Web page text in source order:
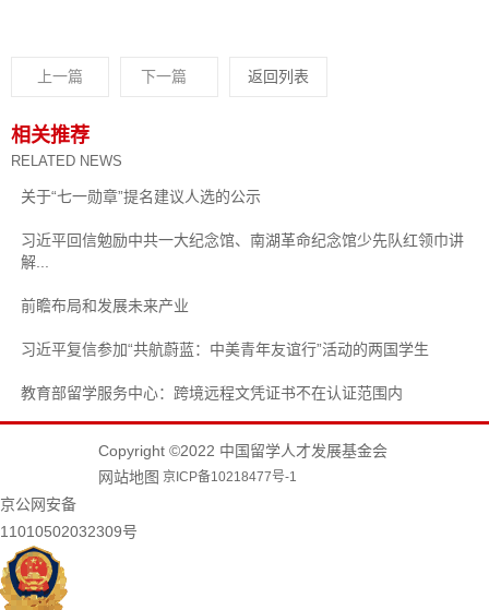
上一篇 下一篇 返回列表
相关推荐
RELATED NEWS
关于“七一勋章”提名建议人选的公示
习近平回信勉励中共一大纪念馆、南湖革命纪念馆少先队红领巾讲
解...
前瞻布局和发展未来产业
习近平复信参加“共航蔚蓝：中美青年友谊行”活动的两国学生
教育部留学服务中心：跨境远程文凭证书不在认证范围内
Copyright ©2022 中国留学人才发展基金会
网站地图 京ICP备10218477号-1
京公网安备
11010502032309号